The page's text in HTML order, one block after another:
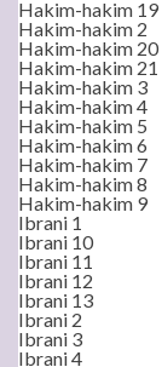
Hakim-hakim 19
Hakim-hakim 2
Hakim-hakim 20
Hakim-hakim 21
Hakim-hakim 3
Hakim-hakim 4
Hakim-hakim 5
Hakim-hakim 6
Hakim-hakim 7
Hakim-hakim 8
Hakim-hakim 9
Ibrani 1
Ibrani 10
Ibrani 11
Ibrani 12
Ibrani 13
Ibrani 2
Ibrani 3
Ibrani 4